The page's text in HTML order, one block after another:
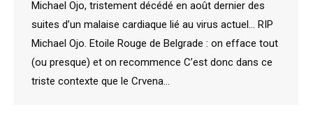
Michael Ojo, tristement décédé en août dernier des
suites d’un malaise cardiaque lié au virus actuel… RIP
Michael Ojo. Etoile Rouge de Belgrade : on efface tout
(ou presque) et on recommence C’est donc dans ce
triste contexte que le Crvena…